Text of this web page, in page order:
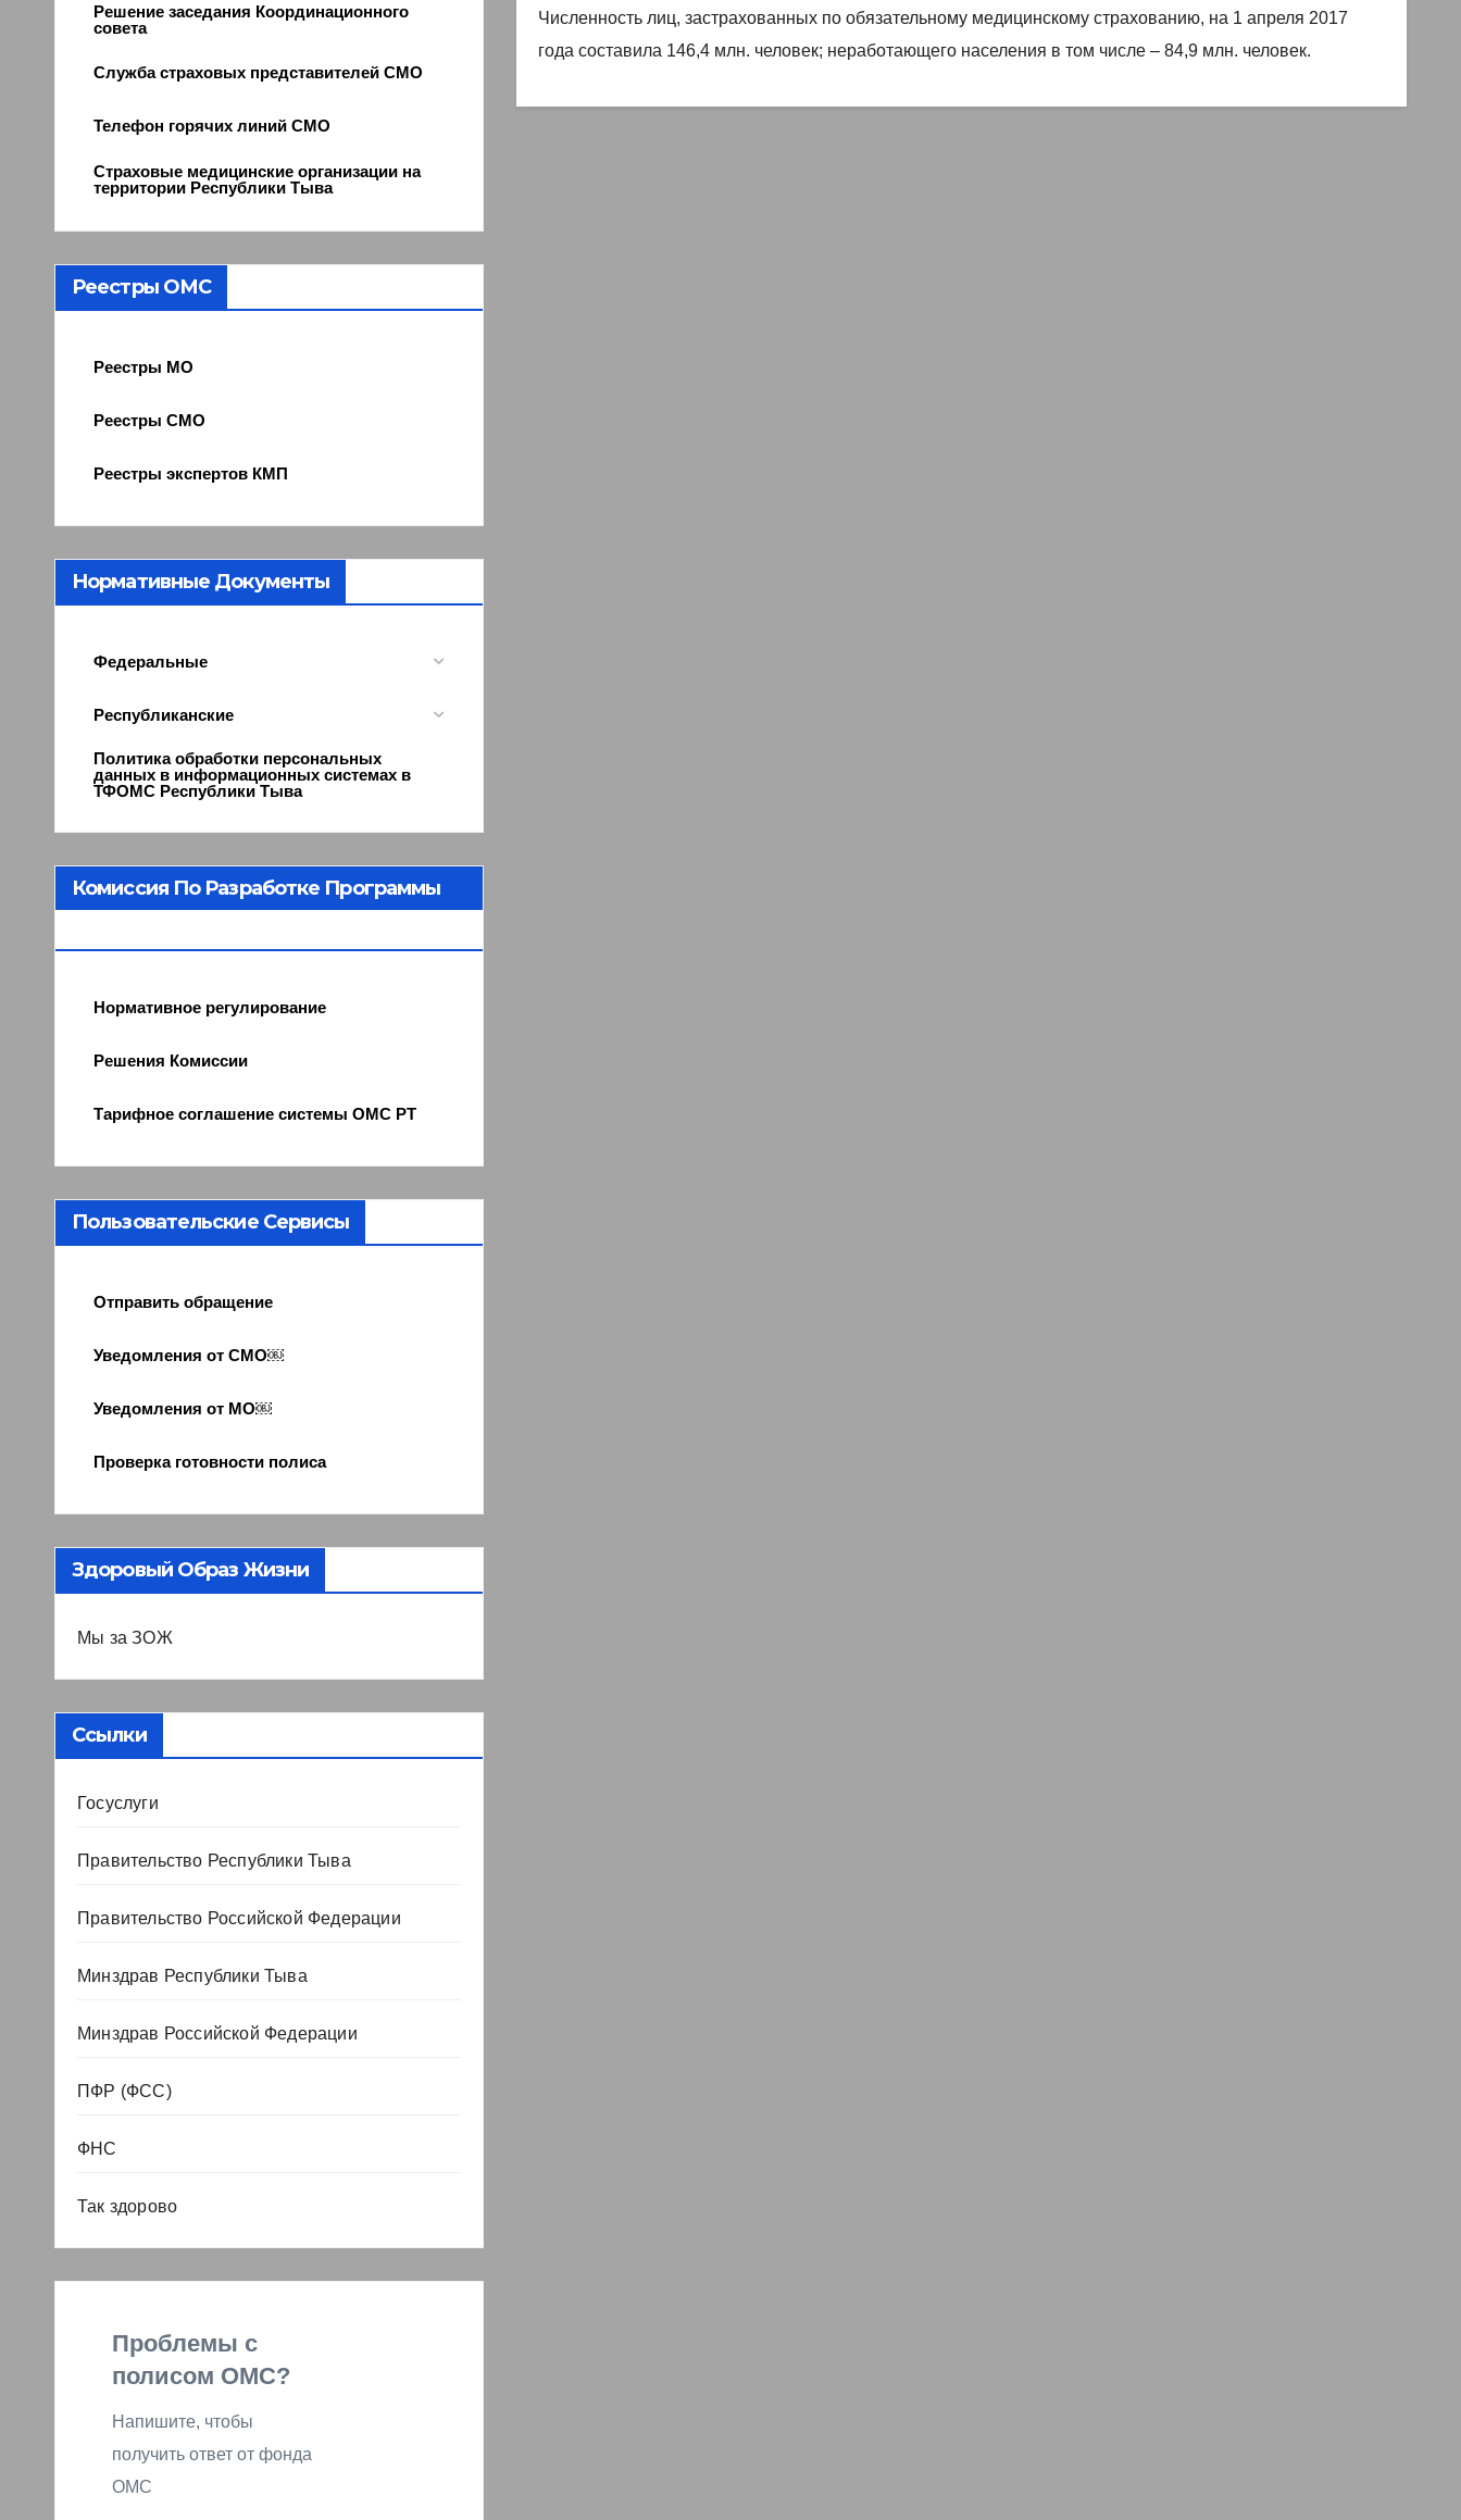
Решение заседания Координационного
совета
Служба страховых представителей СМО
Телефон горячих линий СМО
Страховые медицинские организации на
территории Республики Тыва
Реестры ОМС
Реестры МО
Реестры СМО
Реестры экспертов КМП
Нормативные Документы
Федеральные
Республиканские
Политика обработки персональных
данных в информационных системах в
ТФОМС Республики Тыва
Комиссия По Разработке Программы
Нормативное регулирование
Решения Комиссии
Тарифное соглашение системы ОМС РТ
Пользовательские Сервисы
Отправить обращение
Уведомления от СМО￼
Уведомления от МО￼
Проверка готовности полиса
Здоровый Образ Жизни
Мы за ЗОЖ
Ссылки
Госуслуги
Правительство Республики Тыва
Правительство Российской Федерации
Минздрав Республики Тыва
Минздрав Российской Федерации
ПФР (ФСС)
ФНС
Так здорово
Проблемы с
полисом ОМС?
Напишите, чтобы
получить ответ от фонда
ОМС
Численность лиц, застрахованных по обязательному медицинскому страхованию, на 1 апреля 2017
года составила 146,4 млн. человек; неработающего населения в том числе – 84,9 млн. человек.